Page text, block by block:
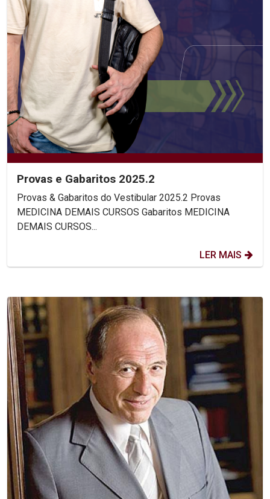
Provas e Gabaritos 2025.2
Provas & Gabaritos do Vestibular 2025.2 Provas
MEDICINA DEMAIS CURSOS Gabaritos MEDICINA
DEMAIS CURSOS...
LER MAIS